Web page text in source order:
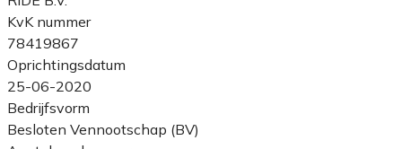
KvK nummer
78419867
Oprichtingsdatum
25-06-2020
Bedrijfsvorm
Besloten Vennootschap (BV)